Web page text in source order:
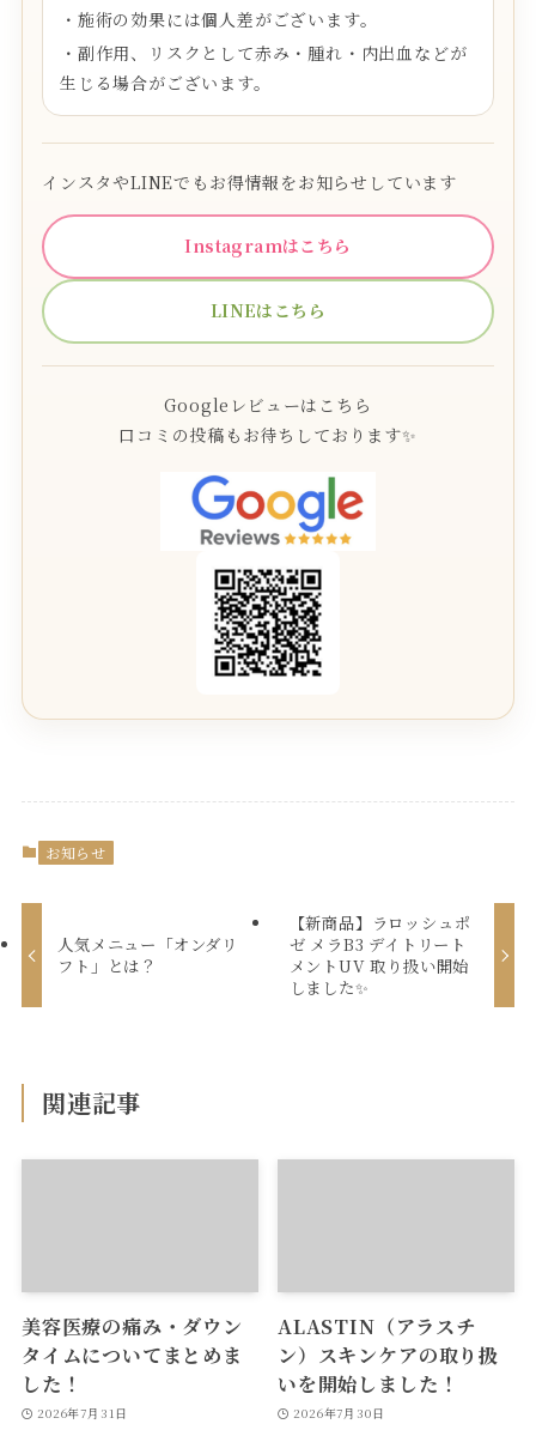
・施術の効果には個人差がございます。
・副作用、リスクとして赤み・腫れ・内出血などが
生じる場合がございます。
インスタやLINEでもお得情報をお知らせしています
Instagramはこちら
LINEはこちら
Googleレビューはこちら
口コミの投稿もお待ちしております✨
お知らせ
人気メニュー「オンダリ
フト」とは？
【新商品】ラロッシュポ
ゼ メラB3 デイトリート
メントUV 取り扱い開始
しました✨
関連記事
美容医療の痛み・ダウン
タイムについてまとめま
した！
2026年7月31日
ALASTIN（アラスチ
ン）スキンケアの取り扱
いを開始しました！
2026年7月30日